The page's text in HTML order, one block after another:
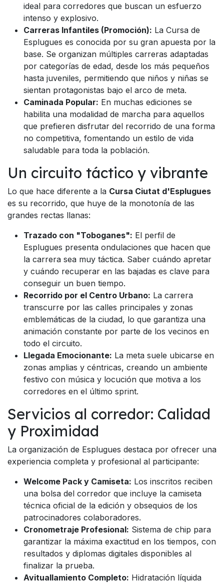
ideal para corredores que buscan un esfuerzo
intenso y explosivo.
Carreras Infantiles (Promoción): La Cursa de
Esplugues es conocida por su gran apuesta por la
base. Se organizan múltiples carreras adaptadas
por categorías de edad, desde los más pequeños
hasta juveniles, permitiendo que niños y niñas se
sientan protagonistas bajo el arco de meta.
Caminada Popular: En muchas ediciones se
habilita una modalidad de marcha para aquellos
que prefieren disfrutar del recorrido de una forma
no competitiva, fomentando un estilo de vida
saludable para toda la población.
Un circuito táctico y vibrante
Lo que hace diferente a la Cursa Ciutat d'Esplugues
es su recorrido, que huye de la monotonía de las
grandes rectas llanas:
Trazado con "Toboganes": El perfil de
Esplugues presenta ondulaciones que hacen que
la carrera sea muy táctica. Saber cuándo apretar
y cuándo recuperar en las bajadas es clave para
conseguir un buen tiempo.
Recorrido por el Centro Urbano: La carrera
transcurre por las calles principales y zonas
emblemáticas de la ciudad, lo que garantiza una
animación constante por parte de los vecinos en
todo el circuito.
Llegada Emocionante: La meta suele ubicarse en
zonas amplias y céntricas, creando un ambiente
festivo con música y locución que motiva a los
corredores en el último sprint.
Servicios al corredor: Calidad
y Proximidad
La organización de Esplugues destaca por ofrecer una
experiencia completa y profesional al participante:
Welcome Pack y Camiseta: Los inscritos reciben
una bolsa del corredor que incluye la camiseta
técnica oficial de la edición y obsequios de los
patrocinadores colaboradores.
Cronometraje Profesional: Sistema de chip para
garantizar la máxima exactitud en los tiempos, con
resultados y diplomas digitales disponibles al
finalizar la prueba.
Avituallamiento Completo: Hidratación líquida